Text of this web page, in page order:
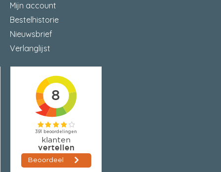
Mijn account
Bestelhistorie
Nieuwsbrief
Verlanglijst